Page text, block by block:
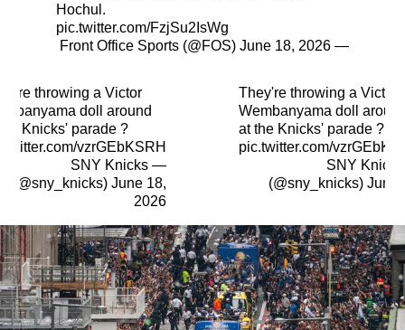
Hochul.
pic.twitter.com/FzjSu2IsWg
— Front Office Sports (@FOS)
June 18, 2026
They're throwing a Victor
Wembanyama doll
at the Knicks' parade ?
pic.twitter.com/
— SNY Knicks
(@sny_knicks) June
throwing a Victor
doll around
Knicks' parade ?
vzrGEbKSRH
— SNY Knicks
(@sny_knicks) June 18,
2026